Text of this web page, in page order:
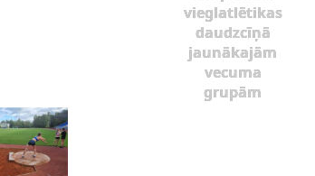
vieglatlētikas
daudzcīņā
jaunākajām
vecuma
grupām